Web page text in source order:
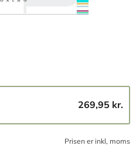
269,95 kr.
Prisen er inkl, moms